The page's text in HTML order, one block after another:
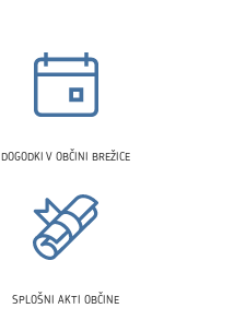
DOGODKI V OBČINI BREŽICE
SPLOŠNI AKTI OBČINE